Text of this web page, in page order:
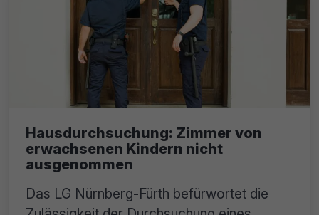
Hausdurchsuchung: Zimmer von
erwachsenen Kindern nicht
ausgenommen
Das LG Nürnberg-Fürth befürwortet die